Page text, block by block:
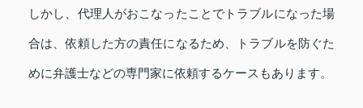
しかし、代理人がおこなったことでトラブルになった場
合は、依頼した方の責任になるため、トラブルを防ぐた
めに弁護士などの専門家に依頼するケースもあります。